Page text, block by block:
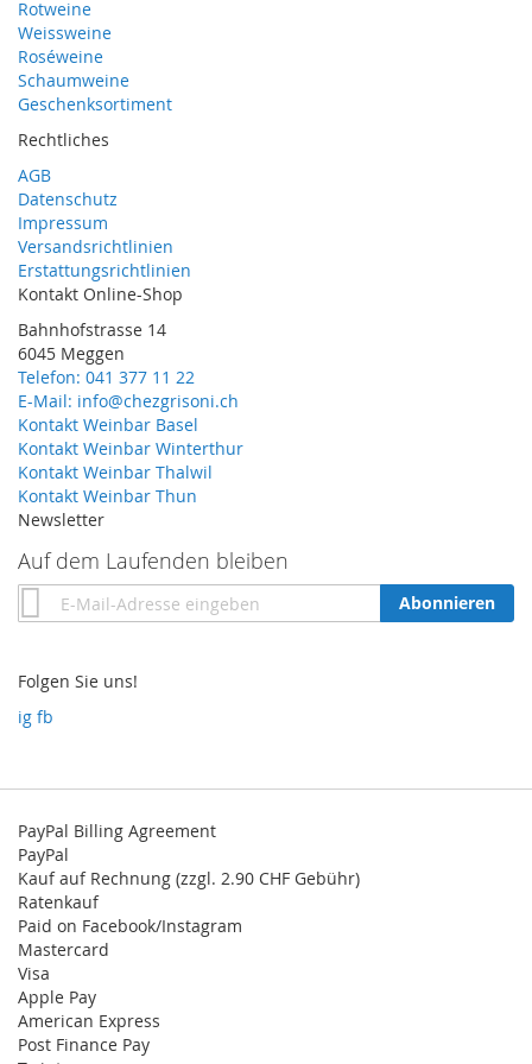
Rotweine
Weissweine
Roséweine
Schaumweine
Geschenksortiment
Rechtliches
AGB
Datenschutz
Impressum
Versandsrichtlinien
Erstattungsrichtlinien
Kontakt Online-Shop
Bahnhofstrasse 14
6045 Meggen
Telefon: 041 377 11 22
E-Mail: info@chezgrisoni.ch
Kontakt Weinbar Basel
Kontakt Weinbar Winterthur
Kontakt Weinbar Thalwil
Kontakt Weinbar Thun
Newsletter
Auf dem Laufenden bleiben
Annmeldung
zum
Abonnieren
Folgen Sie uns!
ig fb
PayPal Billing Agreement
PayPal
Kauf auf Rechnung (zzgl. 2.90 CHF Gebühr)
Ratenkauf
Paid on Facebook/Instagram
Mastercard
Visa
Apple Pay
American Express
Post Finance Pay